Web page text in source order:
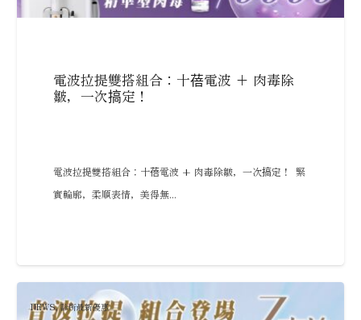
電波拉提雙搭組合：十蓓電波 + 肉毒除
皺，一次搞定！
電波拉提雙搭組合：十蓓電波 + 肉毒除皺，一次搞定！ 緊
實輪廓，柔順表情，美得無...
NEWS,診所最新優惠